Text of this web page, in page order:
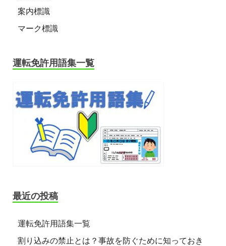
案内標識
マーク標識
運転免許用語集一覧
最近の投稿
運転免許用語集一覧
割り込みの禁止とは？事故を防ぐために知っておき